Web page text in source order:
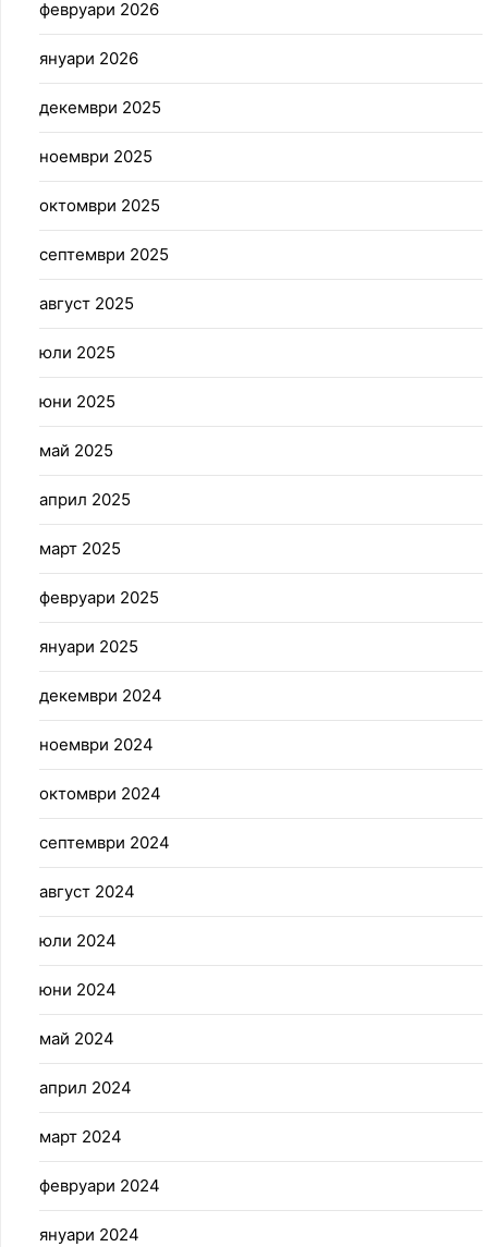
февруари 2026
януари 2026
декември 2025
ноември 2025
октомври 2025
септември 2025
август 2025
юли 2025
юни 2025
май 2025
април 2025
март 2025
февруари 2025
януари 2025
декември 2024
ноември 2024
октомври 2024
септември 2024
август 2024
юли 2024
юни 2024
май 2024
април 2024
март 2024
февруари 2024
януари 2024